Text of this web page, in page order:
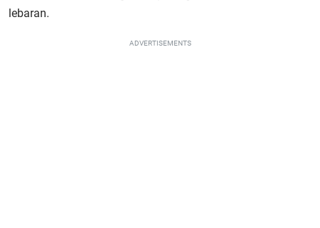
lebaran.
ADVERTISEMENTS